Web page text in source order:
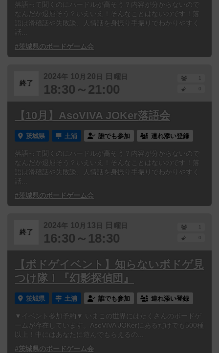
落語って聞くのにハードルが高そう？内容が分からないので
なんだか退屈そう？いえいえ！そんなことはないのです！落
語は滑稽話や失敗談、人情話を身振り手振りでわかりやすく
話...
#茨城県のボードゲーム会
終了
2024年 10 月 20 日 日 曜日
18:30～21:00
1
0
【10月】AsoVIVA JOKer落語会
茨城県 土浦 誰でも参加 連れ添い登録
落語って聞くのにハードルが高そう？内容が分からないので
なんだか退屈そう？いえいえ！そんなことはないのです！落
語は滑稽話や失敗談、人情話を身振り手振りでわかりやすく
話...
#茨城県のボードゲーム会
終了
2024年 10 月 13 日 日 曜日
16:30～18:30
1
0
【ボドゲイベント】知らないボドゲ見
つけ隊！『幻影探偵団』
茨城県 土浦 誰でも参加 連れ添い登録
▼イベント参加予約▼ いまこの世界にはたくさんのボードゲ
ームが存在しています。AsoVIVA JOKerにあるだけでも500種
以上！中にはあなたに遊んでもらえるの...
#茨城県のボードゲーム会